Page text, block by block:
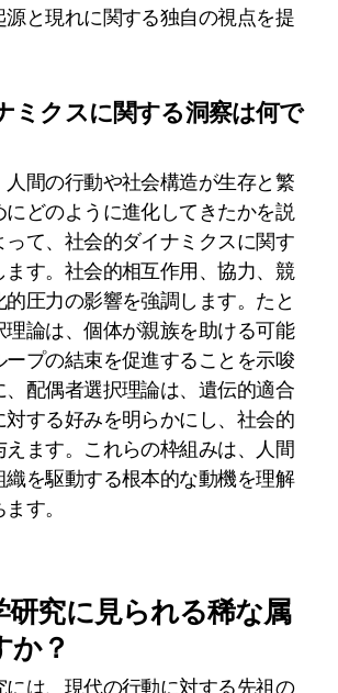
的特性や障害が生存メカニズム
能性があると示唆します。たと
した可能性があります。この視点
ルスに影響を与える生物学的およ
より深い探求を促し、最終的には
戦略につながります。メンタル
位置づけることによって、進化
と現れに関する独自の視点を提
ミクスに関する洞察は何で
間の行動や社会構造が生存と繁
にどのように進化してきたかを説
て、社会的ダイナミクスに関す
す。社会的相互作用、協力、競
ープの結束を促進することを示唆
配偶者選択理論は、遺伝的適合
する好みを明らかにし、社会的
ます。これらの枠組みは、人間